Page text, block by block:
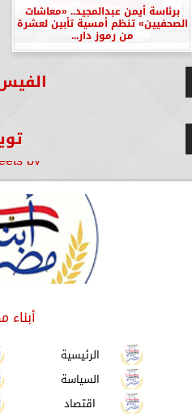
برئاسة أيمن عبدالمجيد.. «معاشات
الصحفيين» تنظم أمسية تأبين لعشرة
من رموز دار...
by
أبناء
الرئيسية
السياسة
اقتصاد